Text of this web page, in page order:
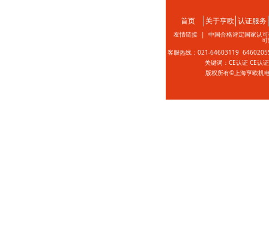
首页 关于亨欧 认证服务
友情链接 | 中国合格评定国家认
客服热线：021-64603119
关键词：CE认证 CE认
版权所有©上海亨欧机